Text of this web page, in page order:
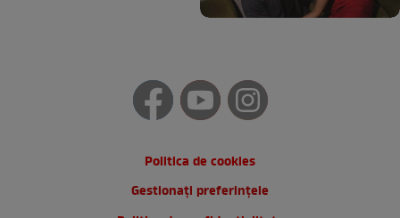
Politica de cookies
Gestionați preferințele